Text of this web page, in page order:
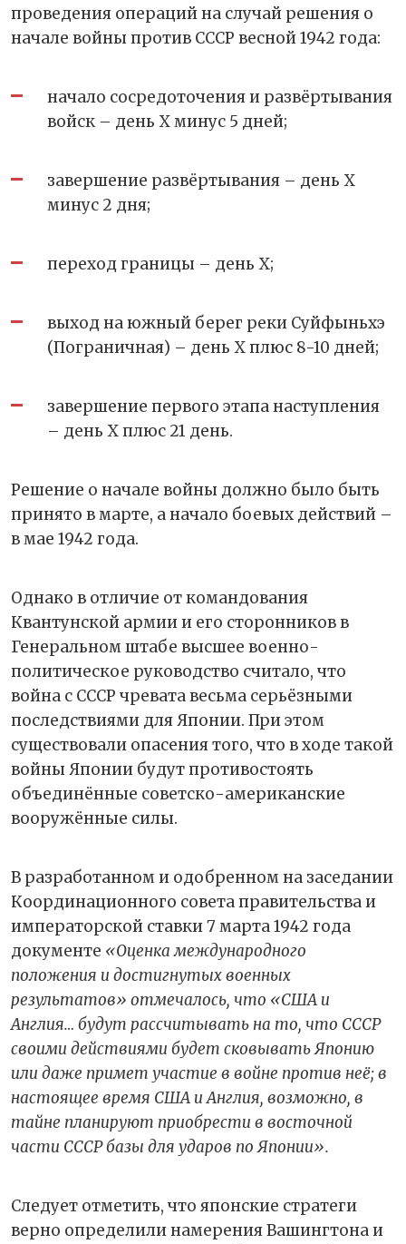
проведения операций на случай решения о
начале войны против СССР весной 1942 года:
начало сосредоточения и развёртывания
войск – день Х минус 5 дней;
завершение развёртывания – день Х
минус 2 дня;
переход границы – день Х;
выход на южный берег реки Суйфыньхэ
(Пограничная) – день Х плюс 8-10 дней;
завершение первого этапа наступления
– день Х плюс 21 день.
Решение о начале войны должно было быть
принято в марте, а начало боевых действий –
в мае 1942 года.
Однако в отличие от командования
Квантунской армии и его сторонников в
Генеральном штабе высшее военно-
политическое руководство считало, что
война с СССР чревата весьма серьёзными
последствиями для Японии. При этом
существовали опасения того, что в ходе такой
войны Японии будут противостоять
объединённые советско-американские
вооружённые силы.
В разработанном и одобренном на заседании
Координационного совета правительства и
императорской ставки 7 марта 1942 года
документе «Оценка международного
положения и достигнутых военных
результатов» отмечалось, что «США и
Англия… будут рассчитывать на то, что СССР
своими действиями будет сковывать Японию
или даже примет участие в войне против неё; в
настоящее время США и Англия, возможно, в
тайне планируют приобрести в восточной
части СССР базы для ударов по Японии».
Следует отметить, что японские стратеги
верно определили намерения Вашингтона и